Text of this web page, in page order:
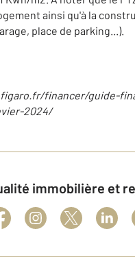
ainsi qu'à la
place de parking...).
financer/guide-
2024/
immobilière et